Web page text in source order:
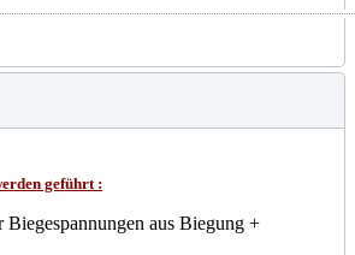
geführt :
Biegespannungen aus Biegung +